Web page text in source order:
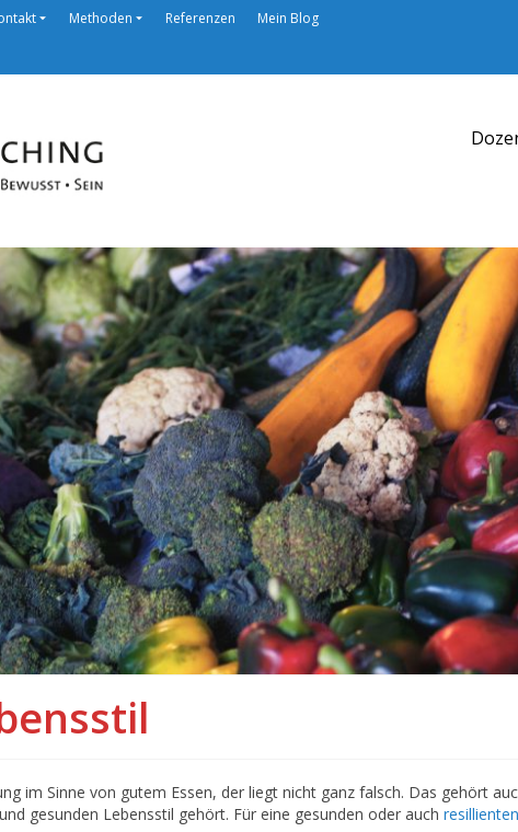
Methoden Referenzen
Mein Blog
im Sinne von gutem Essen, der liegt nicht ganz falsch. Das gehört
gesunden Lebensstil gehört. Für eine gesunden oder auch resillienten